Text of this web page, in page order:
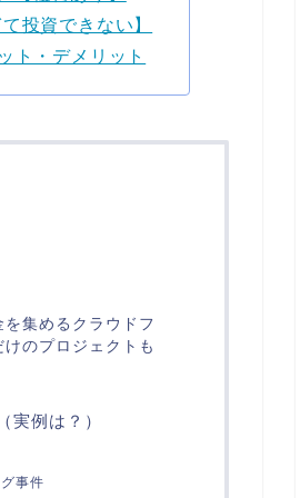
投資できない】
ト・デメリット
集めるクラウドフ
のプロジェクトも
例は？）
事件